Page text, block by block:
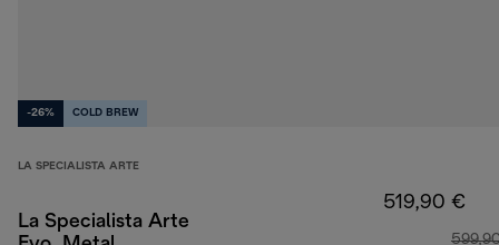
-26% COLD BREW
LA SPECIALISTA ARTE
La Specialista Arte
519,90 €